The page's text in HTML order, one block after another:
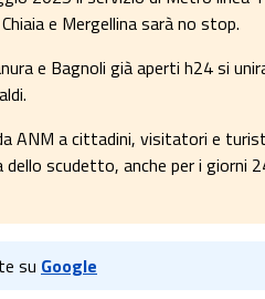
e Mergellina sarà no stop.
e Bagnoli già aperti h24 si
ANM a cittadini, visitatori e
scudetto, anche per i giorni
su Google